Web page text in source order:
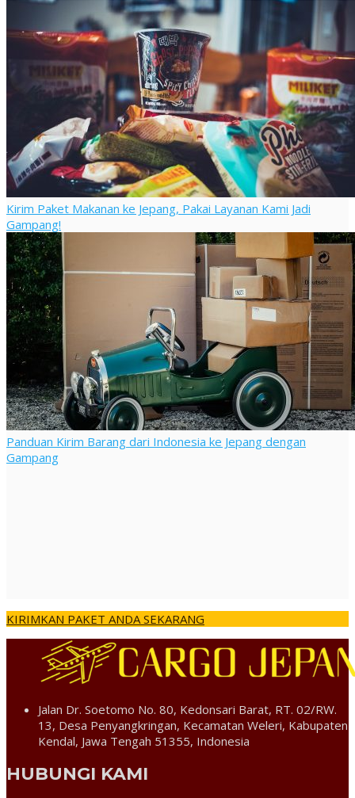
Kirim Paket Makanan ke Jepang, Pakai Layanan Kami Jadi
Gampang!
Panduan Kirim Barang dari Indonesia ke Jepang dengan
Gampang
KIRIMKAN PAKET ANDA SEKARANG
Jalan Dr. Soetomo No. 80, Kedonsari Barat, RT. 02/RW.
13, Desa Penyangkringan, Kecamatan Weleri, Kabupaten
Kendal, Jawa Tengah 51355, Indonesia
HUBUNGI KAMI